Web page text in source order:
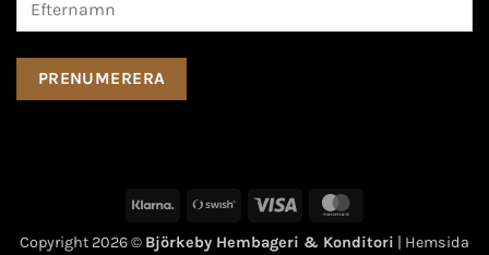
Klarna
Swish
Visa
Copyright 2026 © Björkeby Hembageri & Konditori | Hemsida